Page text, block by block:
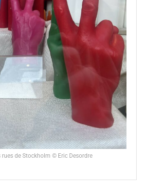
rues de Stockholm © Eric Desordre